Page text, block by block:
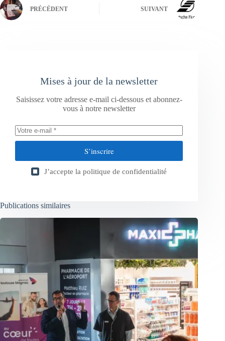
PRÉCÉDENT SUIVANT
Mises à jour de la newsletter
Saisissez votre adresse e-mail ci-dessous et abonnez-
vous à notre newsletter
S’inscrire
J’accepte la politique de confidentialité
Publications similaires